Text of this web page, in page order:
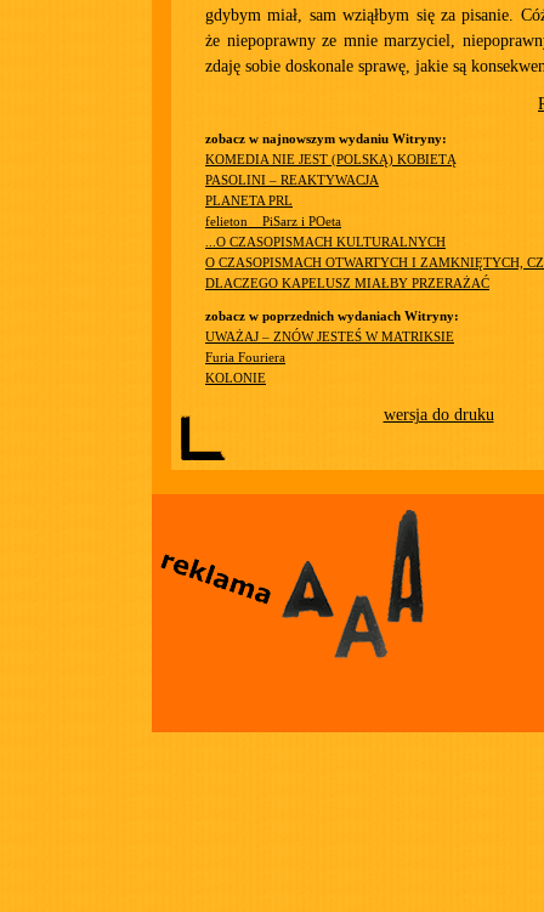
gdybym miał, sam wziąłbym się za pisanie.
że niepoprawny ze mnie marzyciel,
zdaję sobie doskonale sprawę, jakie są
zobacz w najnowszym wydaniu Witryny:
KOMEDIA NIE JEST (POLSKĄ) KOBIETĄ
PASOLINI – REAKTYWACJA
PLANETA PRL
felieton__PiSarz i POeta
...O CZASOPISMACH KULTURALNYCH
O CZASOPISMACH OTWARTYCH I ZAMKNIĘTYCH,
DLACZEGO KAPELUSZ MIAŁBY PRZERAŻAĆ
zobacz w poprzednich wydaniach Witryny:
UWAŻAJ – ZNÓW JESTEŚ W MATRIKSIE
Furia Fouriera
KOLONIE
wersja do druku